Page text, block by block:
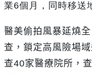
業6個月，同時移送
醫美偷拍風暴延燒
查，鎖定高風險場
查40家醫療院所，